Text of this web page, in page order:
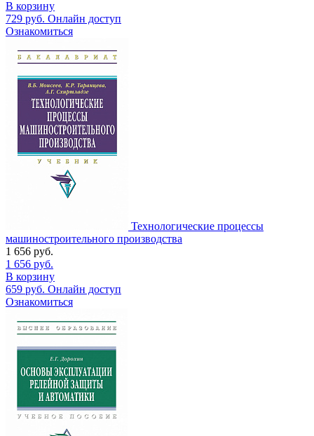
В корзину
729 руб. Онлайн доступ
Ознакомиться
Технологические процессы
машиностроительного производства
1 656 руб.
1 656 руб.
В корзину
659 руб. Онлайн доступ
Ознакомиться